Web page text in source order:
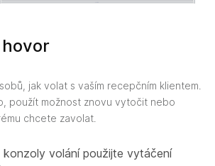
jak volat s vaším recepčním klientem.
použít možnost znovu vytočit nebo
chcete zavolat.
volání použijte vytáčení